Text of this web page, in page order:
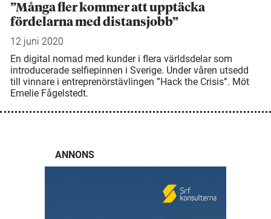
”Många fler kommer att upptäcka
fördelarna med distansjobb”
12 juni 2020
En digital nomad med kunder i flera världsdelar som
introducerade selfie­pinnen i Sverige. Under våren utsedd
till vinnare i entreprenörstävlingen ”Hack the Crisis”. Möt
Emelie Fågelstedt.
ANNONS